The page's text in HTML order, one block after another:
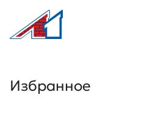
Л1 Строительная компания №1
Избранное